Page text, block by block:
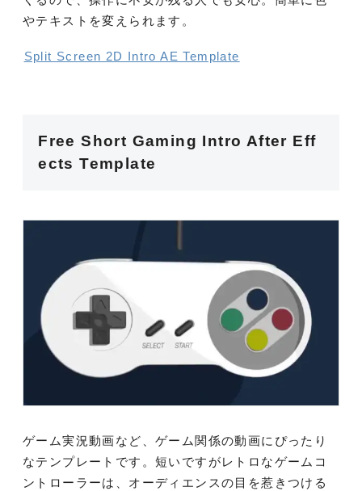
やテキストを変えられます。
Split Screen 2D Intro AE Template
Free Short Gaming Intro After Eff
ects Template
ゲーム実況動画など、ゲーム関係の動画にぴったり
なテンプレートです。短いですがレトロなゲームコ
ントローラーは、オーディエンスの目を惹きつける